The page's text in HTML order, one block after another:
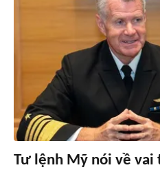
Tư lệnh Mỹ nói về vai